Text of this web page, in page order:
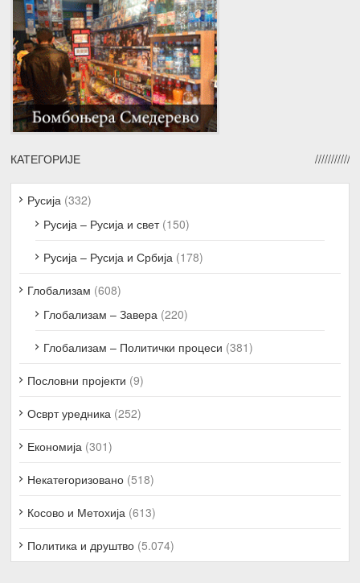
КАТЕГОРИЈЕ
Русија (332)
Русија – Русија и свет(150)
Русија – Русија и Србија (178)
Глобализам (608)
Глобализам – Завера (220)
Глобализам – Политички процеси (381)
Пословни пројекти (9)
Осврт уредника (252)
Економија (301)
Некатегоризовано (518)
Косово и Метохија (613)
Политика и друштво (5.074)